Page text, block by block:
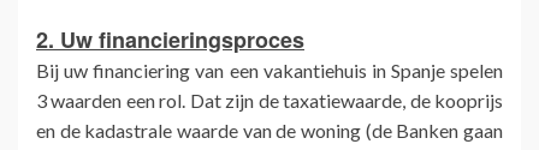
2. Uw financieringsproces
Bij uw financiering van een vakantiehuis in Spanje spelen
3 waarden een rol. Dat zijn de taxatiewaarde, de kooprijs
en de kadastrale waarde van de woning (de Banken gaan